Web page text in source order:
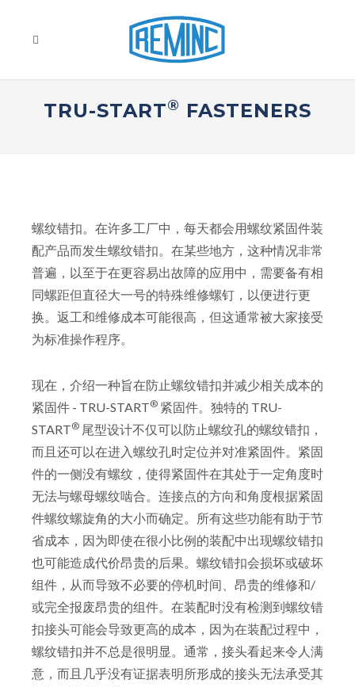
TRU-START® FASTENERS
螺纹错扣。在许多工厂中，每天都会用螺纹紧固件装
配产品而发生螺纹错扣。在某些地方，这种情况非常
普遍，以至于在更容易出故障的应用中，需要备有相
同螺距但直径大一号的特殊维修螺钉，以便进行更
换。返工和维修成本可能很高，但这通常被大家接受
为标准操作程序。
现在，介绍一种旨在防止螺纹错扣并减少相关成本的
紧固件 - TRU-START® 紧固件。独特的 TRU-
START® 尾型设计不仅可以防止螺纹孔的螺纹错扣，
而且还可以在进入螺纹孔时定位并对准紧固件。紧固
件的一侧没有螺纹，使得紧固件在其处于一定角度时
无法与螺母螺纹啮合。连接点的方向和角度根据紧固
件螺纹螺旋角的大小而确定。所有这些功能有助于节
省成本，因为即使在很小比例的装配中出现螺纹错扣
也可能造成代价昂贵的后果。螺纹错扣会损坏或破坏
组件，从而导致不必要的停机时间、昂贵的维修和/
或完全报废昂贵的组件。在装配时没有检测到螺纹错
扣接头可能会导致更高的成本，因为在装配过程中，
螺纹错扣并不总是很明显。通常，接头看起来令人满
意，而且几乎没有证据表明所形成的接头无法承受其